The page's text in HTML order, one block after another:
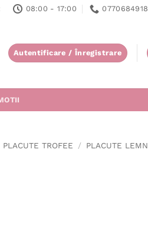
08:00 - 17:00 0770684918
Autentificare / Înregistrare
PLACUTE TROFEE / PLACUTE LEMN